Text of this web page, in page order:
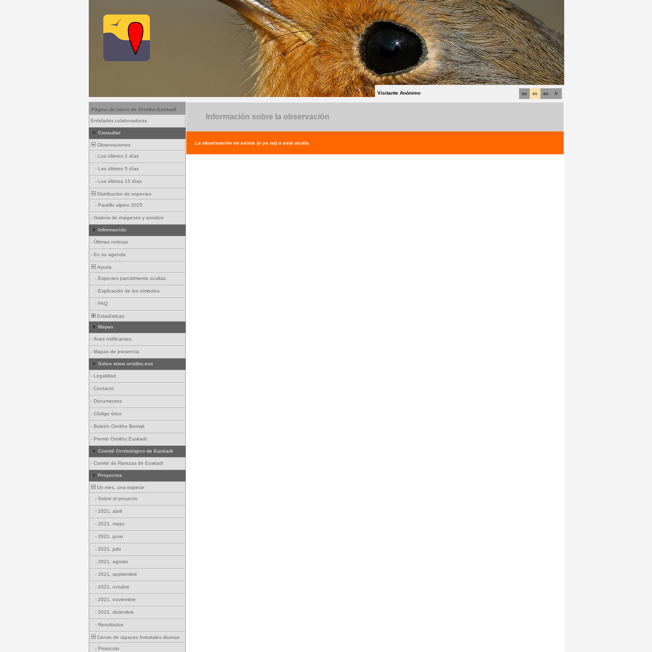
fr
en
es
eu
Visitante Anónimo
Página de inicio de Ornitho Euskadi
Entidades colaboradoras
Consultar
Observaciones
- Los últimos 2 días
- Los últimos 5 días
- Los últimos 15 días
Distribución de especies
- Pardillo alpino 2025
- Galería de imágenes y sonidos
Información
- Últimas noticias
- En su agenda
Ayuda
- Especies parcialmente ocultas
- Explicación de los símbolos
- FAQ
Estadísticas
Mapas
- Aves nidificantes
- Mapas de presencia
Sobre www.ornitho.eus
- Legalidad
- Contacto
- Documentos
- Código ético
- Boletín Ornitho Berriak
- Premio Ornitho Euskadi
Comité Ornitológico de Euskadi
- Comité de Rarezas de Euskadi
Proyectos
Un mes, una especie
- Sobre el proyecto
- 2021, abril
- 2021, mayo
- 2021, junio
- 2021, julio
- 2021, agosto
- 2021, septiembre
- 2021, octubre
- 2021, noviembre
- 2021, diciembre
- Resultados
Censo de rapaces forestales diurnas
- Protocolo
Información sobre la observación
La observación no existe (o ya no) o está oculta